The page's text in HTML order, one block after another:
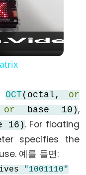
OCT(octal, or
or base 10),
16) . For floating
specifies the
예를 들면:
"1001110"